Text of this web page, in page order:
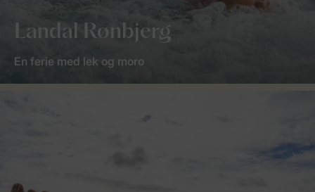
Landal Rønbjerg
En ferie med lek og moro